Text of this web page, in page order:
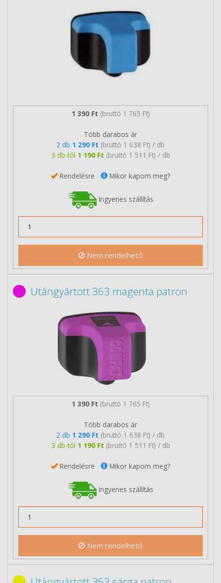
1 390 Ft (bruttó 1 765 Ft)
Több darabos ár
2 db 1 290 Ft (bruttó 1 638 Ft) / db
3 db-tól 1 190 Ft (bruttó 1 511 Ft) / db
Rendelésre Mikor kapom meg?
Ingyenes szállítás
Nem rendelhető
Utángyártott 363 magenta patron
1 390 Ft (bruttó 1 765 Ft)
Több darabos ár
2 db 1 290 Ft (bruttó 1 638 Ft) / db
3 db-tól 1 190 Ft (bruttó 1 511 Ft) / db
Rendelésre Mikor kapom meg?
Ingyenes szállítás
Nem rendelhető